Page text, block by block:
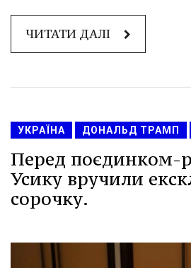
ЧИТАТИ ДАЛІ
УКРАЇНА ДОНАЛЬД ТРАМП
Перед поєдинком-
Усику вручили
сорочку.